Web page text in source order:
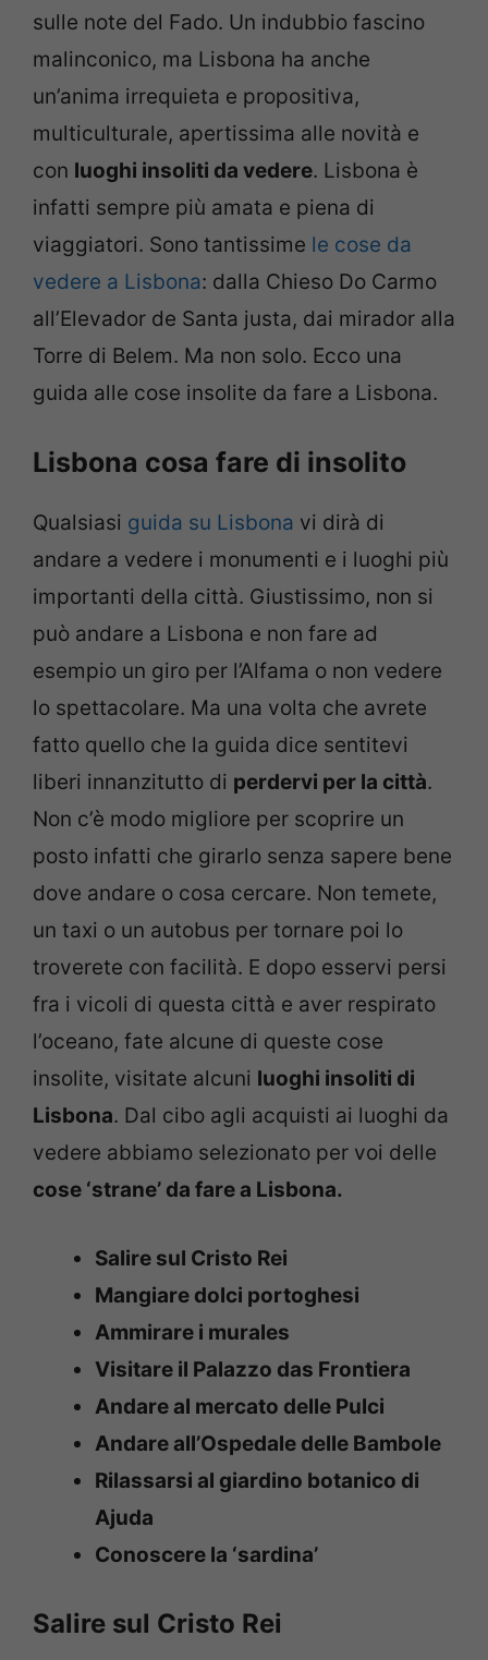
sulle note del Fado. Un indubbio fascino
malinconico, ma Lisbona ha anche
un’anima irrequieta e propositiva,
multiculturale, apertissima alle novità e
con luoghi insoliti da vedere. Lisbona è
infatti sempre più amata e piena di
viaggiatori. Sono tantissime le cose da
vedere a Lisbona: dalla Chieso Do Carmo
all’Elevador de Santa justa, dai mirador alla
Torre di Belem. Ma non solo. Ecco una
guida alle cose insolite da fare a Lisbona.
Lisbona cosa fare di insolito
Qualsiasi guida su Lisbona vi dirà di
andare a vedere i monumenti e i luoghi più
importanti della città. Giustissimo, non si
può andare a Lisbona e non fare ad
esempio un giro per l’Alfama o non vedere
lo spettacolare. Ma una volta che avrete
fatto quello che la guida dice sentitevi
liberi innanzitutto di perdervi per la città.
Non c’è modo migliore per scoprire un
posto infatti che girarlo senza sapere bene
dove andare o cosa cercare. Non temete,
un taxi o un autobus per tornare poi lo
troverete con facilità. E dopo esservi persi
fra i vicoli di questa città e aver respirato
l’oceano, fate alcune di queste cose
insolite, visitate alcuni luoghi insoliti di
Lisbona. Dal cibo agli acquisti ai luoghi da
vedere abbiamo selezionato per voi delle
cose ‘strane’ da fare a Lisbona.
Salire sul Cristo Rei
Mangiare dolci portoghesi
Ammirare i murales
Visitare il Palazzo das Frontiera
Andare al mercato delle Pulci
Andare all’Ospedale delle Bambole
Rilassarsi al giardino botanico di
Ajuda
Conoscere la ‘sardina’
Salire sul Cristo Rei